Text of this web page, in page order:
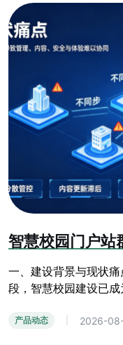
一、建设背景与现状
段，智慧校园建设已
产品动态 2026-